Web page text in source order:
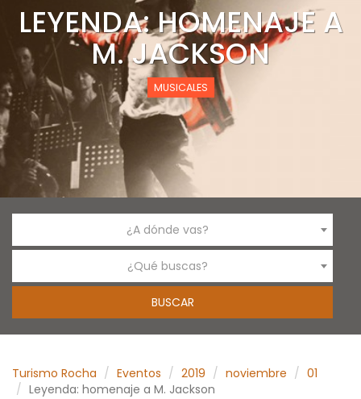
LEYENDA: HOMENAJE A
M. JACKSON
MUSICALES
¿A dónde vas?
¿Qué buscas?
Turismo Rocha Eventos 2019 noviembre
01
Leyenda: homenaje a M. Jackson